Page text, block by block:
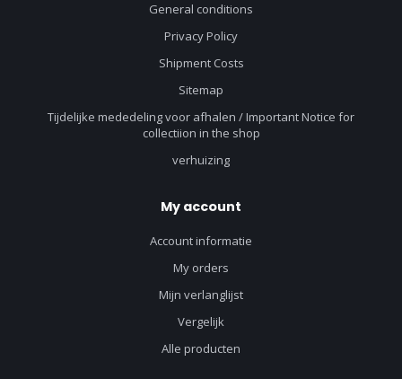
General conditions
Privacy Policy
Shipment Costs
Sitemap
Tijdelijke mededeling voor afhalen / Important Notice for
collectiion in the shop
verhuizing
My account
Account informatie
My orders
Mijn verlanglijst
Vergelijk
Alle producten